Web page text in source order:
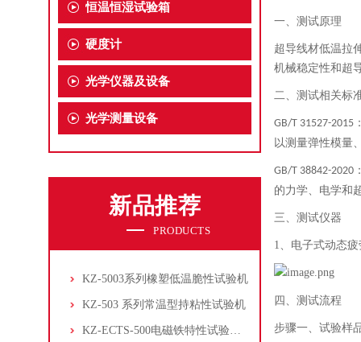
恒温恒湿试验箱
硬度计
光学仪器及设备
光学测量设备
新品推荐
PRODUCTS
KZ-5003系列橡塑低温脆性试验机
KZ-503 系列常温型持粘性试验机
KZ-ECTS-500电磁铁特性试验系统
一、 测试原理
超导线材低温拉
机械稳定性和超
二、 测试相关标
GB/T 31527-2015
以测量弹性模量
GB/T 38842-2020
的力学、电学和
三、 测试仪器
1、 电子式动态
四、 测试流程
步骤一、 试验样